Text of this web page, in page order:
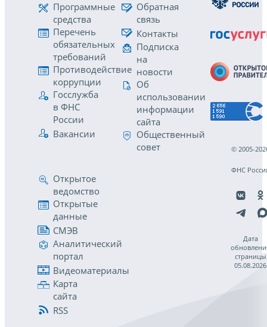
Программные
средства
Перечень
обязательных
требований
Противодействие
коррупции
Госслужба
в ФНС
России
Вакансии
Обратная
связь
Контакты
Подписка
на
новости
Об
использовании
информации
сайта
Общественный
совет
Открытое
ведомство
Открытые
данные
СМЭВ
Аналитический
портал
Видеоматериалы
Карта
сайта
RSS
© 2005-
ФНС
Дата
страницы
05.08.2026